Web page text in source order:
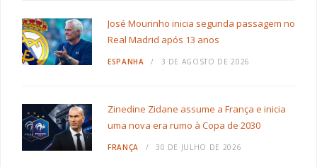
José Mourinho inicia segunda passagem no
Real Madrid após 13 anos
ESPANHA 3 DE AGOSTO DE 2026
Zinedine Zidane assume a França e inicia
uma nova era rumo à Copa de 2030
FRANÇA 30 DE JULHO DE 2026